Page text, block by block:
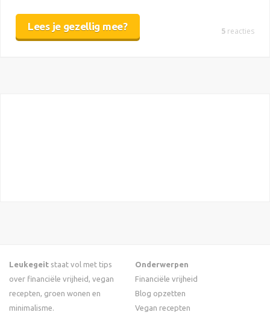
Lees je gezellig mee? 5 reacties
Leukegeit staat vol met tips
over financiële vrijheid, vegan
recepten, groen wonen en
minimalisme.
Onderwerpen
Financiële vrijheid
Blog opzetten
Vegan recepten